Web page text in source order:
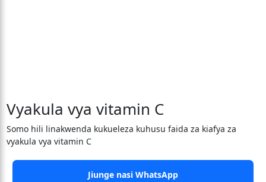
Vyakula vya vitamin C
Somo hili linakwenda kukueleza kuhusu faida za kiafya za
vyakula vya vitamin C
Jiunge nasi WhatsApp